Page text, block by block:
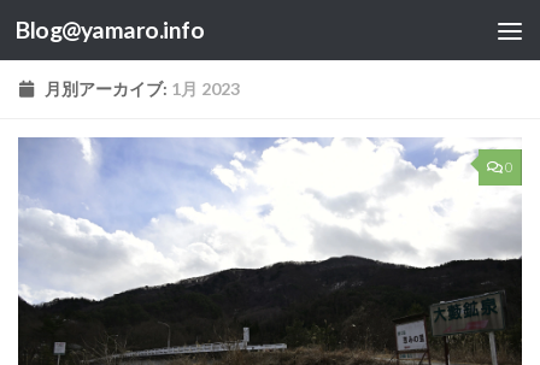
コンテンツへスキップ
Blog@yamaro.info
月別アーカイブ: 1月 2023
0